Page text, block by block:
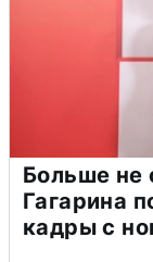
Больше не
Гагарина
кадры с